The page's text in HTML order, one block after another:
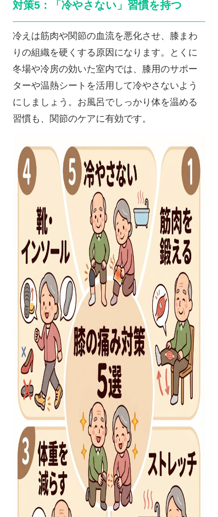
対策5：「冷やさない」習慣を持つ
冷えは筋肉や関節の血流を悪化させ、膝まわ
りの組織を硬くする原因になります。とくに
冬場や冷房の効いた室内では、膝用のサポー
ターや温熱シートを活用して冷やさないよう
にしましょう。お風呂でしっかり体を温める
習慣も、関節のケアに有効です。